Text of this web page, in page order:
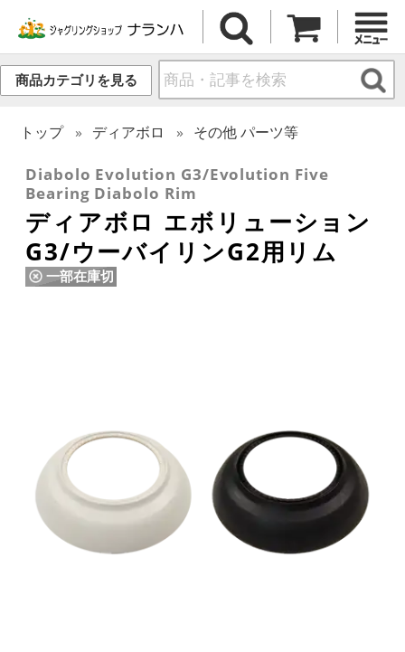
商品カテゴリを見る
トップ ディアボロ その他 パーツ等
Diabolo Evolution G3/Evolution Five
Bearing Diabolo Rim
ディアボロ エボリューション
G3/ウーバイリンG2用リム
一部在庫切